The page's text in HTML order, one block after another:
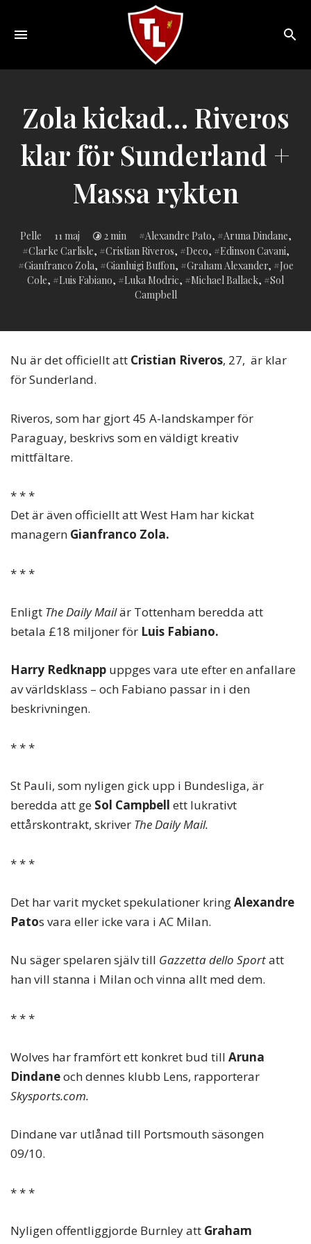
Sveriges
online
magazine!
Zola kickad… Riveros
klar för Sunderland +
Massa rykten
Pelle 11 maj 2 min
Inlagd
i:
Alexandre Pato, Aruna Dindane,
Clarke Carlisle, Cristian Riveros, Deco, Edinson Cavani,
Gianfranco Zola, Gianluigi Buffon, Graham Alexander,
Joe
Cole, Luis Fabiano, Luka Modric, Michael Ballack,
Sol
Campbell
Nu är det officiellt att Cristian Riveros, 27, är klar
för Sunderland.
Riveros, som har gjort 45 A-landskamper för
Paraguay, beskrivs som en väldigt kreativ
mittfältare.
* * *
Det är även officiellt att West Ham har kickat
managern Gianfranco Zola.
* * *
Enligt The Daily Mailär Tottenham beredda att
betala £18 miljoner för Luis Fabiano.
Harry Redknapp uppges vara ute efter en anfallare
av världsklass – och Fabiano passar in i den
beskrivningen.
* * *
St Pauli, som nyligen gick upp i Bundesliga, är
beredda att ge Sol Campbell ett lukrativt
ettårskontrakt, skriver The Daily Mail.
* * *
Det har varit mycket spekulationer kringAlexandre
Patos vara eller icke vara i AC Milan.
Nu säger spelaren själv till Gazzetta dello Sportatt
han vill stanna i Milan och vinna allt med dem.
* * *
Wolves har framfört ett konkret bud till Aruna
Dindaneoch dennes klubb Lens, rapporterar
Skysports.com.
Dindane var utlånad till Portsmouth säsongen
09/10.
* * *
Nyligen offentliggjorde Burnley att Graham